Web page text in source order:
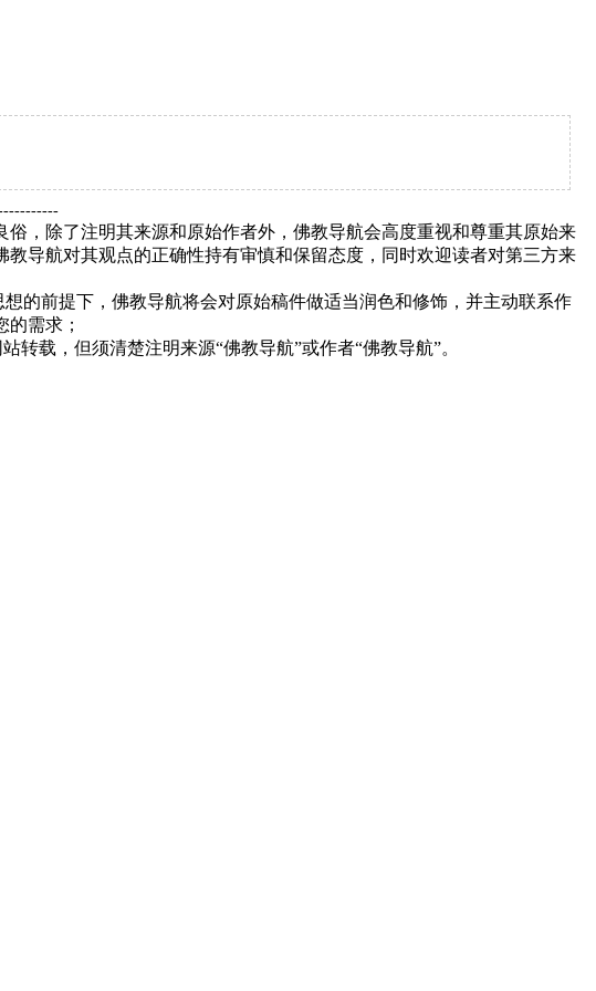
俗，除了注明其来源和原始作者外，佛教导航会高度重视和尊重其原始来
导航对其观点的正确性持有审慎和保留态度，同时欢迎读者对第三方来
的前提下，佛教导航将会对原始稿件做适当润色和修饰，并主动联系作
需求；
载，但须清楚注明来源“佛教导航”或作者“佛教导航”。